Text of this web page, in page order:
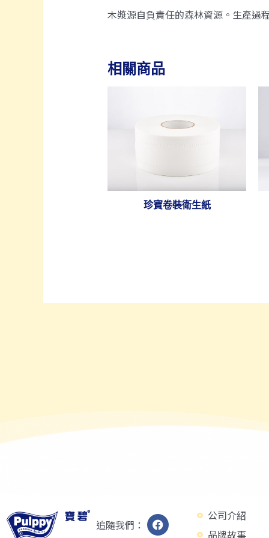
木漿源自負責任的森林資源。生產過
相關商品
珍寶卷裝衛生紙
追隨我們：
公司介紹
品牌故事